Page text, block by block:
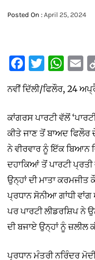
Posted On :April 25, 2024
ਨਵੀਂ ਦਿੱਲੀ/ਫਿਲੌਰ, 24
ਕਾਂਗਰਸ ਪਾਰਟੀ ਵੱਲੋਂ
ਕੀਤੇ ਜਾਣ ਤੋਂ ਬਾਅਦ ਫਿਲੌਰ
ਨੇ ਵੀਰਵਾਰ ਨੂੰ ਇੱਕ ਬਿਆਨ
ਦਹਾਕਿਆਂ ਤੋਂ ਪਾਰਟੀ ਪ੍ਰਤੀ
ਉਨ੍ਹਾਂ ਦੀ ਮਾਤਾ ਕਰਮਜੀਤ
ਪ੍ਰਧਾਨ ਸੋਨੀਆ ਗਾਂਧੀ
ਪਰ ਪਾਰਟੀ ਲੀਡਰਸ਼ਿਪ ਨੇ
ਦੀ ਬਜਾਏ ਉਨ੍ਹਾਂ ਨੂੰ ਜ਼ਲੀਲ
ਪ੍ਰਧਾਨ ਮੰਤਰੀ ਨਰਿੰਦਰ